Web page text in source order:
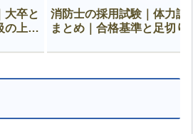
大卒と
の上が
消防士の採用試験｜体力試
まとめ｜合格基準と足切り